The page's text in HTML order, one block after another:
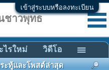
เข้าสู่ระบบหรือลงทะเบียน
ชาวพุทธ
ะทู้และโพสต์ล่าสุด
ไรใหม่ วิดีโอ